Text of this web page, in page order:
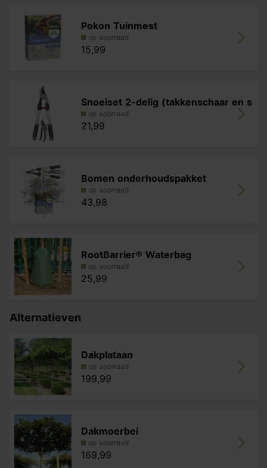
Pokon Tuinmest
op voorraad
15,99
Snoeiset 2-delig (takkenschaar en s
op voorraad
21,99
Bomen onderhoudspakket
op voorraad
43,98
RootBarrier® Waterbag
op voorraad
25,99
Alternatieven
Dakplataan
op voorraad
199,99
Dakmoerbei
op voorraad
169,99